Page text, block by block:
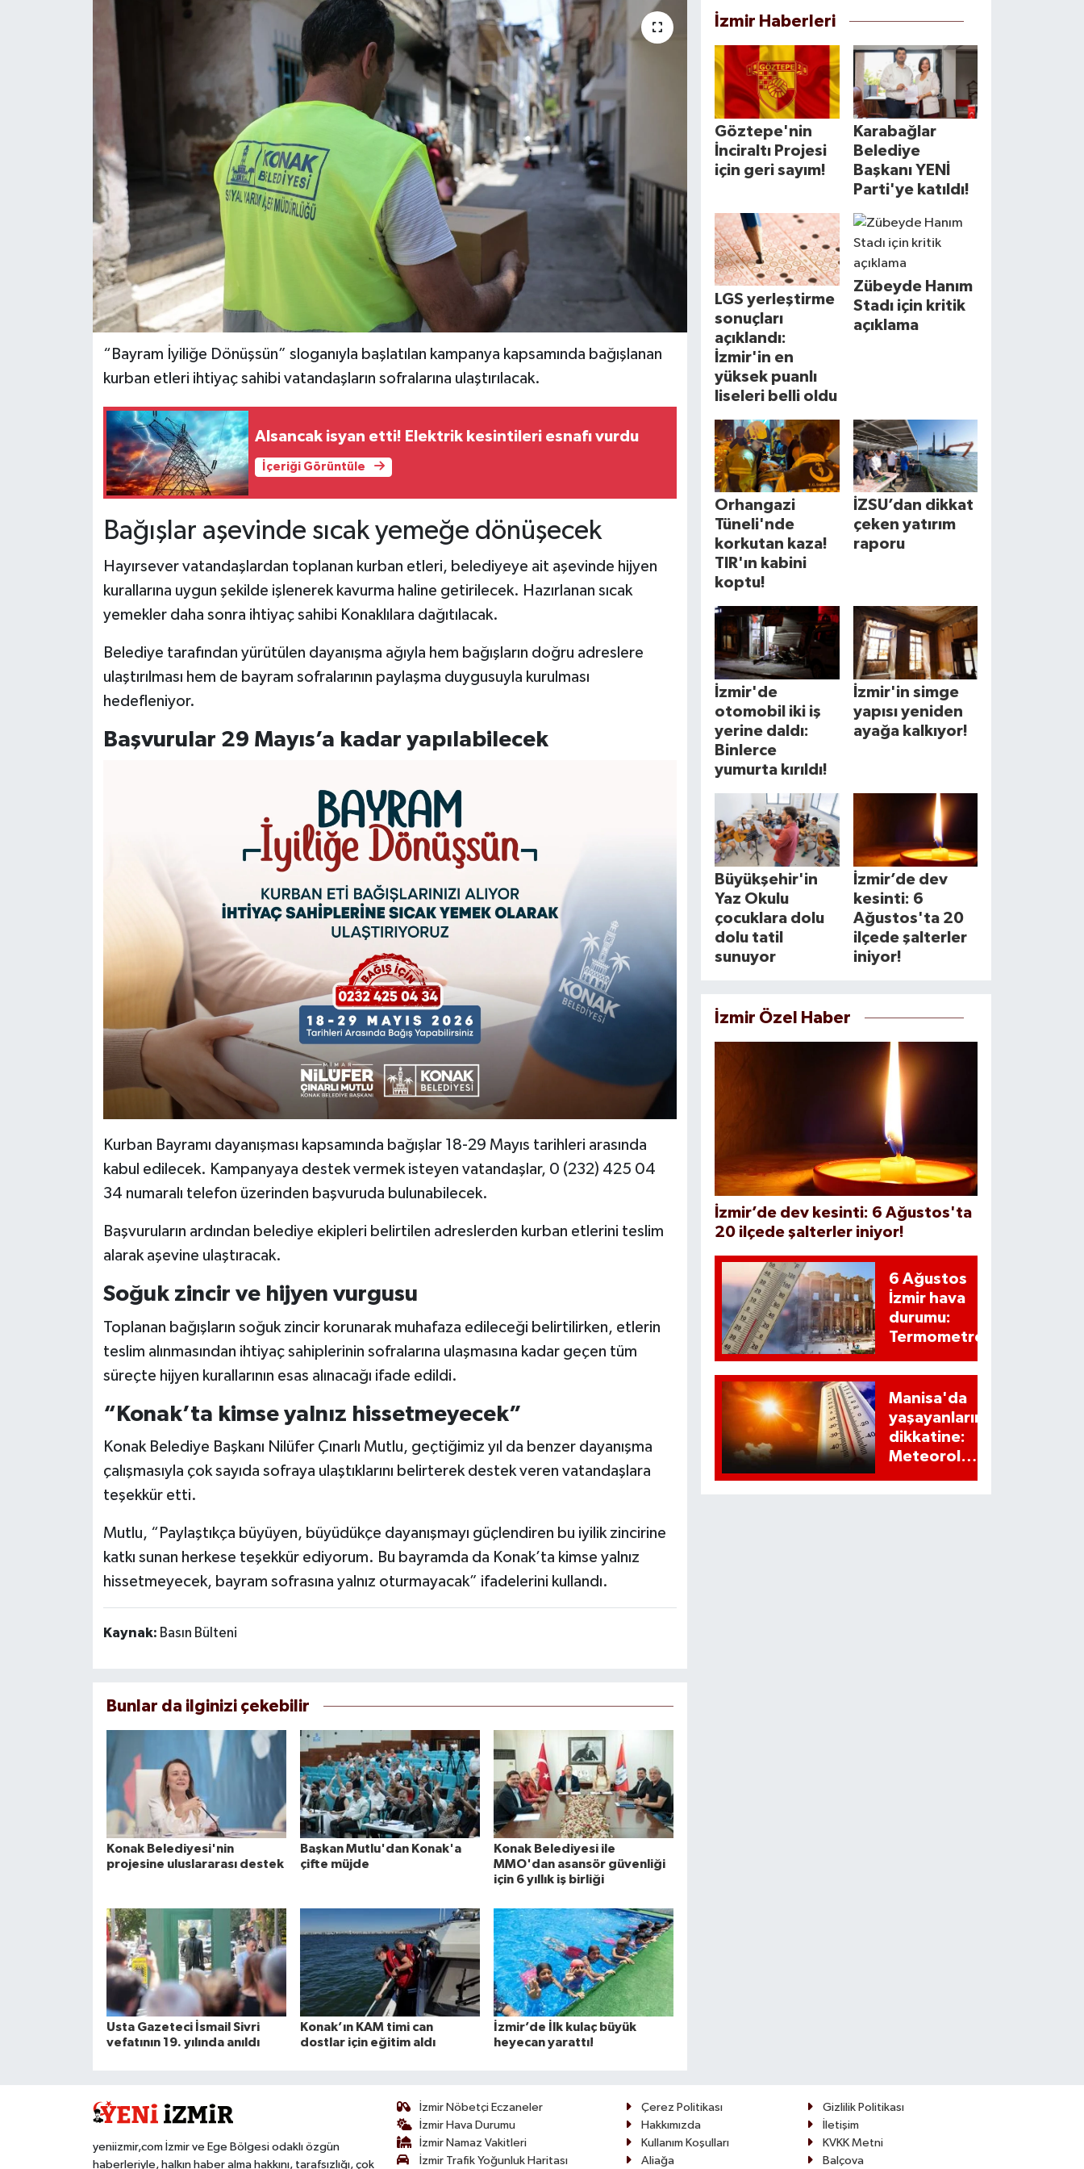
“Bayram İyiliğe Dönüşsün” sloganıyla başlatılan kampanya kapsamında bağışlanan
kurban etleri ihtiyaç sahibi vatandaşların sofralarına ulaştırılacak.
Alsancak isyan etti! Elektrik kesintileri esnafı vurdu
İçeriği Görüntüle
Bağışlar aşevinde sıcak yemeğe dönüşecek
Hayırsever vatandaşlardan toplanan kurban etleri, belediyeye ait aşevinde hijyen
kurallarına uygun şekilde işlenerek kavurma haline getirilecek. Hazırlanan sıcak
yemekler daha sonra ihtiyaç sahibi Konaklılara dağıtılacak.
Belediye tarafından yürütülen dayanışma ağıyla hem bağışların doğru adreslere
ulaştırılması hem de bayram sofralarının paylaşma duygusuyla kurulması
hedefleniyor.
Başvurular 29 Mayıs’a kadar yapılabilecek
Kurban Bayramı dayanışması kapsamında bağışlar 18-29 Mayıs tarihleri arasında
kabul edilecek. Kampanyaya destek vermek isteyen vatandaşlar, 0 (232) 425 04
34 numaralı telefon üzerinden başvuruda bulunabilecek.
Başvuruların ardından belediye ekipleri belirtilen adreslerden kurban etlerini teslim
alarak aşevine ulaştıracak.
Soğuk zincir ve hijyen vurgusu
Toplanan bağışların soğuk zincir korunarak muhafaza edileceği belirtilirken, etlerin
teslim alınmasından ihtiyaç sahiplerinin sofralarına ulaşmasına kadar geçen tüm
süreçte hijyen kurallarının esas alınacağı ifade edildi.
“Konak’ta kimse yalnız hissetmeyecek”
Konak Belediye Başkanı Nilüfer Çınarlı Mutlu, geçtiğimiz yıl da benzer dayanışma
çalışmasıyla çok sayıda sofraya ulaştıklarını belirterek destek veren vatandaşlara
teşekkür etti.
Mutlu, “Paylaştıkça büyüyen, büyüdükçe dayanışmayı güçlendiren bu iyilik zincirine
katkı sunan herkese teşekkür ediyorum. Bu bayramda da Konak’ta kimse yalnız
hissetmeyecek, bayram sofrasına yalnız oturmayacak” ifadelerini kullandı.
Kaynak: Basın Bülteni
Bunlar da ilginizi çekebilir
Konak Belediyesi'nin
projesine uluslararası destek
Başkan Mutlu'dan Konak'a
çifte müjde
Konak Belediyesi ile
MMO'dan asansör güvenliği
için 6 yıllık iş birliği
Usta Gazeteci İsmail Sivri
vefatının 19. yılında anıldı
Konak’ın KAM timi can
dostlar için eğitim aldı
İzmir’de İlk kulaç büyük
heyecan yarattı!
İzmir Haberleri
Göztepe'nin
İnciraltı Projesi
için geri sayım!
Karabağlar
Belediye
Başkanı YENİ
Parti'ye katıldı!
LGS yerleştirme
sonuçları
açıklandı:
İzmir'in en
yüksek puanlı
liseleri belli oldu
Zübeyde Hanım
Stadı için kritik
açıklama
Orhangazi
Tüneli'nde
korkutan kaza!
TIR'ın kabini
koptu!
İZSU’dan dikkat
çeken yatırım
raporu
İzmir'de
otomobil iki iş
yerine daldı:
Binlerce
yumurta kırıldı!
İzmir'in simge
yapısı yeniden
ayağa kalkıyor!
Büyükşehir'in
Yaz Okulu
çocuklara dolu
dolu tatil
sunuyor
İzmir’de dev
kesinti: 6
Ağustos'ta 20
ilçede şalterler
iniyor!
İzmir Özel Haber
İzmir’de dev kesinti: 6 Ağustos'ta
20 ilçede şalterler iniyor!
6 Ağustos
İzmir hava
durumu:
Termometreler
Manisa'da
yaşayanların
dikkatine:
Meteoroloji
yeniizmir,com İzmir ve Ege Bölgesi odaklı özgün
haberleriyle, halkın haber alma hakkını, tarafsızlığı, çok
İzmir Nöbetçi Eczaneler
İzmir Hava Durumu
İzmir Namaz Vakitleri
İzmir Trafik Yoğunluk Haritası
Çerez Politikası
Gizlilik Politikası
Hakkımızda
İletişim
Kullanım Koşulları
KVKK Metni
Aliağa
Balçova
Okul Gazetesi